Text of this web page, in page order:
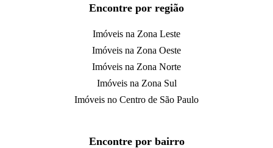
Encontre por região
Imóveis na Zona Leste
Imóveis na Zona Oeste
Imóveis na Zona Norte
Imóveis na Zona Sul
Imóveis no Centro de São Paulo
Encontre por bairro